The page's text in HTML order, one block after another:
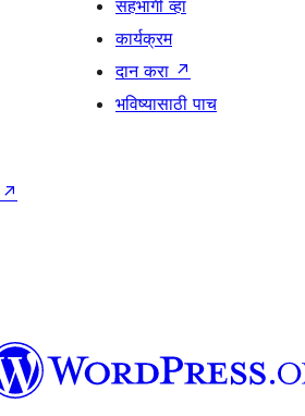
सहभागी व्हा
कार्यक्रम
दान करा ↗
भविष्यासाठी पाच
↗